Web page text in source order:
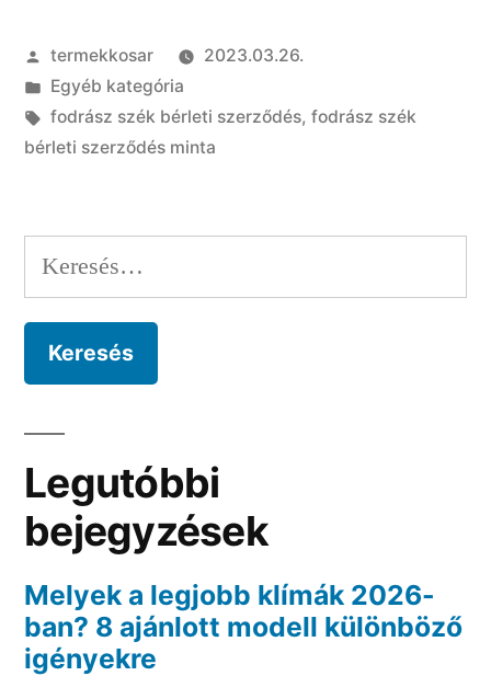
szerződés
minta
–
Szerző:
termekkosar
2023.03.26.
Kategória:
Egyéb kategória
Címke:
fodrász szék bérleti szerződés, fodrász szék
bérleti szerződés minta
Keresés:
Legutóbbi
bejegyzések
Melyek a legjobb klímák 2026-
ban? 8 ajánlott modell különböző
igényekre